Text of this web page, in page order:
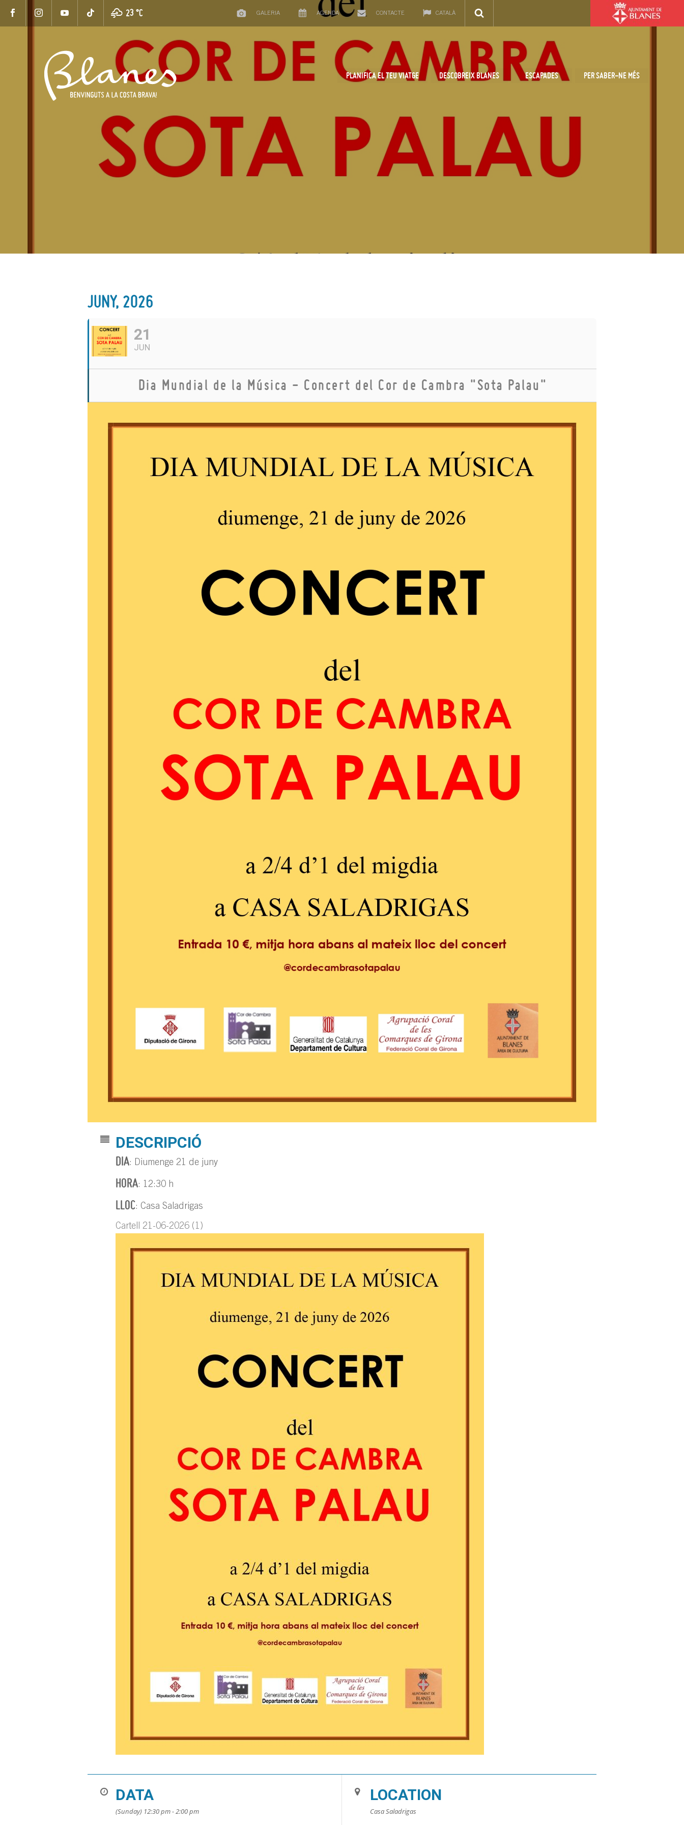
23 °C GALERIA AGENDA CONTACTE CATALÀ
PLANIFICA EL TEU VIATGE DESCOBREIX BLANES ESCAPADES PER SABER-NE MÉS
JUNY, 2026
21
JUN
Dia Mundial de la Música - Concert del Cor de Cambra "Sota Palau"
DESCRIPCIÓ
DIA: Diumenge 21 de juny
HORA: 12:30 h
LLOC: Casa Saladrigas
Cartell 21-06-2026 (1)
DATA
(Sunday) 12:30 pm - 2:00 pm
LOCATION
Casa Saladrigas